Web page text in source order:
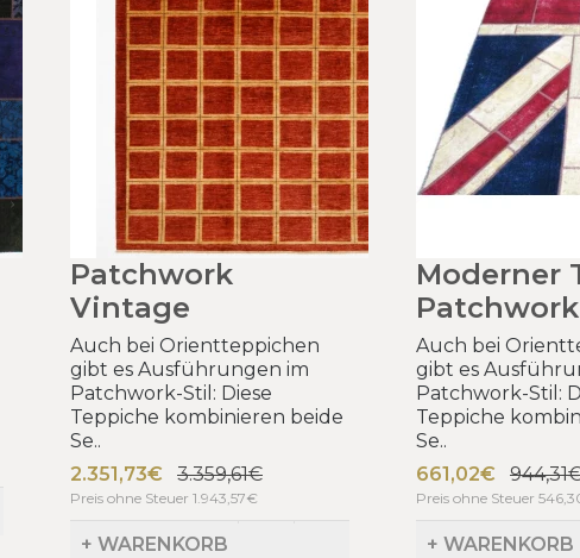
Patchwork
Vintage
Auch bei Orientteppichen
gibt es Ausführungen im
Patchwork-Stil: Diese
Teppiche kombinieren beide
Se..
2.351,73€
3.359,61€
Preis ohne Steuer 1.943,57€
+ WARENKORB
Moderner
Auch bei
gibt es
Patchwork-Stil:
Teppiche
Se..
661,02€
Preis ohne Steuer
+ WARENKORB